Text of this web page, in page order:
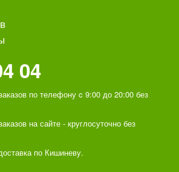
04
по телефону c 9:00 до 20:00 без
на сайте - круглосуточно без
по Кишиневу.